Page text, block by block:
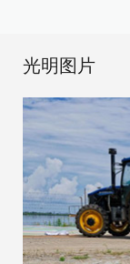
光明图片